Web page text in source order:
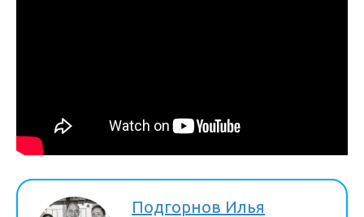
Подгорнов Илья